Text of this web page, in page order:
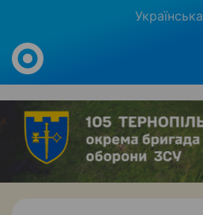
Українська
Work.ua